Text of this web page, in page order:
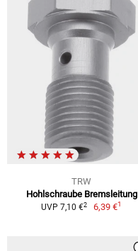
TRW
Hohlschraube Bremsleitung
UVP 7,10 €2 6,39 €1